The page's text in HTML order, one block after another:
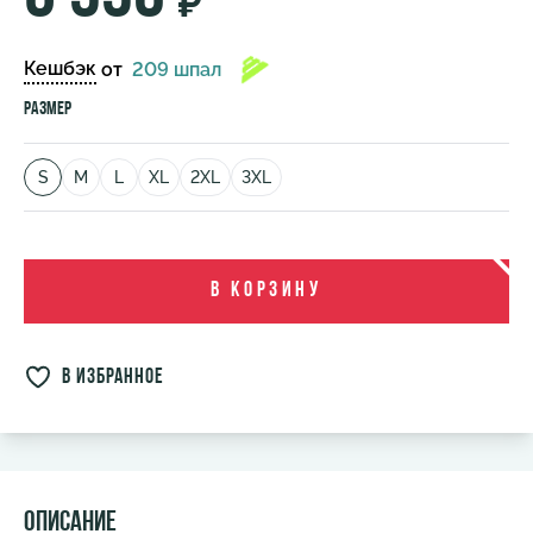
Кешбэк от 209 шпал
Размер
S M L XL 2XL 3XL
В корзину
в избранное
Описание